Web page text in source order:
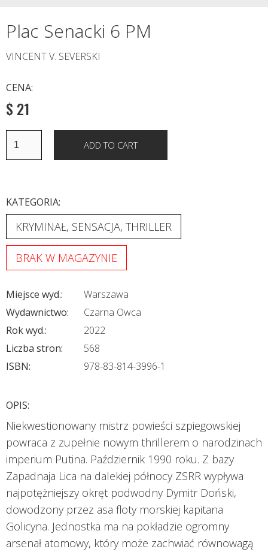
Plac Senacki 6 PM
VINCENT V. SEVERSKI
CENA:
$ 21
KATEGORIA:
KRYMINAŁ, SENSACJA, THRILLER
BRAK W MAGAZYNIE
Miejsce wyd.:
Warszawa
Wydawnictwo:
Czarna Owca
Rok wyd.:
2022
Liczba stron:
568
ISBN:
978-83-814-3996-1
OPIS:
Niekwestionowany mistrz powieści szpiegowskiej
powraca z zupełnie nowym thrillerem o narodzinach
imperium Putina. Październik 1990 roku. Z bazy
Zapadnaja Lica na dalekiej północy ZSRR wypływa
najpotężniejszy okręt podwodny Dymitr Doński,
dowodzony przez asa floty morskiej kapitana
Golicyna. Jednostka ma na pokładzie ogromny
arsenał atomowy, który może zachwiać równowagą